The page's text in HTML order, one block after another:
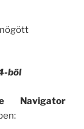
ből
Navigator